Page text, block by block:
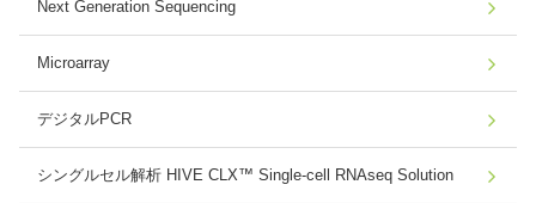
Next Generation Sequencing
Microarray
デジタルPCR
シングルセル解析 HIVE CLX™ Single-cell RNAseq Solution